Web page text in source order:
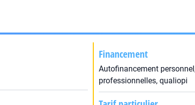
Financement
Autofinancement
professionnelles, qualiopi